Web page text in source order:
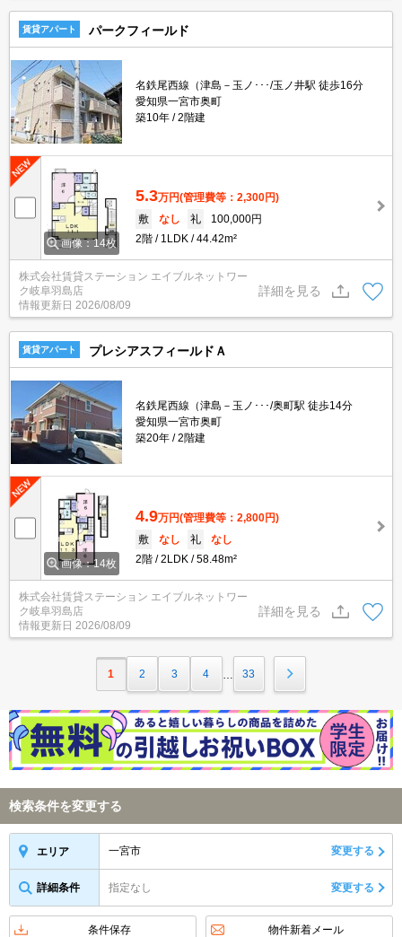
賃貸アパート パークフィールド
名鉄尾西線（津島－玉ノ･･･/玉ノ井駅 徒歩16分
愛知県一宮市奥町
築10年
2階建
画像：14枚
5.3万円(管理費等：2,300円)
敷
なし 礼
100,000円
2階
1LDK 44.42m²
株式会社賃貸ステーション エイブルネットワー
ク岐阜羽島店
情報更新日 2026/08/09
詳細を見る
賃貸アパート プレシアスフィールドＡ
名鉄尾西線（津島－玉ノ･･･/奥町駅 徒歩14分
愛知県一宮市奥町
築20年
2階建
画像：14枚
4.9万円(管理費等：2,800円)
敷
なし 礼
なし
2階
2LDK 58.48m²
株式会社賃貸ステーション エイブルネットワー
ク岐阜羽島店
情報更新日 2026/08/09
詳細を見る
1 2 3 4 33
検索条件を変更する
エリア 一宮市 変更する
詳細条件 指定なし 変更する
条件保存 物件新着メール